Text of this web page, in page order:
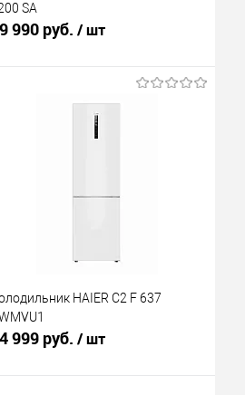
SA
990 руб. / шт
HAIER C2 F 637
999 руб. / шт